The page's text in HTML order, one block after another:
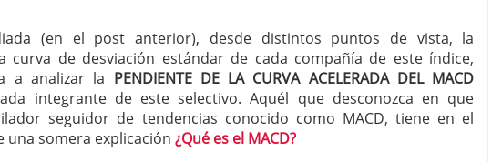
mayo 29,
2014
y vender divisas con eToro febrero 24, 2014
DIARIO IBEX35. Distancia de los valores de IBEX35 a m?ximos
Se constata progresivo alejamiento global de m?ximos anuales
28, 2013
sobre IBEX35. SISM?METROS. Prosiguen a la baja desde el 13/mayo
(en el post anterior), desde distintos puntos de vista, la
curva de desviación estándar de cada compañía de este índice,
a analizar la PENDIENTE DE LA CURVA ACELERADA DEL MACD
integrante de este selectivo. Aquél que desconozca en que
seguidor de tendencias conocido como MACD, tiene en el
una somera explicación ¿Qué es el MACD?